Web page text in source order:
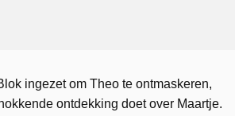
ingezet om Theo te ontmaskeren,
ontdekking doet over Maartje.